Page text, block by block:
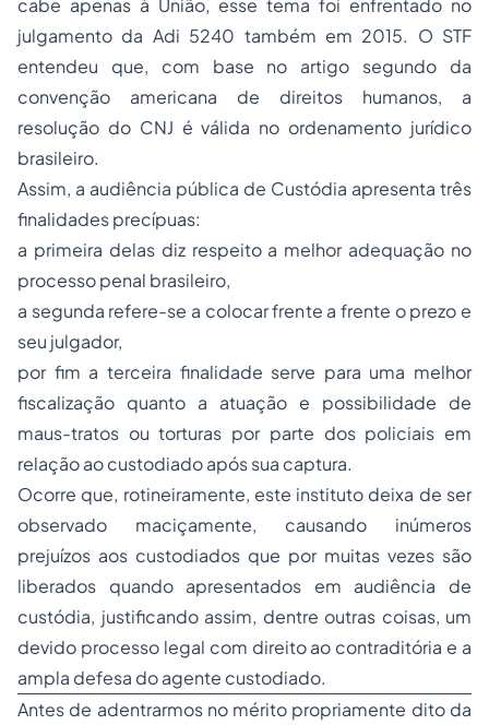
cabe apenas à União, esse tema foi enfrentado no
julgamento da Adi 5240 também em 2015. O STF
entendeu que, com base no artigo segundo da
convenção americana de direitos humanos, a
resolução do CNJ é válida no ordenamento jurídico
brasileiro.
Assim, a audiência pública de Custódia apresenta três
finalidades precípuas:
a primeira delas diz respeito a melhor adequação no
processo penal brasileiro,
a segunda refere-se a colocar frente a frente o prezo e
seu julgador,
por fim a terceira finalidade serve para uma melhor
fiscalização quanto a atuação e possibilidade de
maus-tratos ou torturas por parte dos policiais em
relação ao custodiado após sua captura.
Ocorre que, rotineiramente, este instituto deixa de ser
observado maciçamente, causando inúmeros
prejuízos aos custodiados que por muitas vezes são
liberados quando apresentados em audiência de
custódia, justificando assim, dentre outras coisas, um
devido processo legal com direito ao contraditória e a
ampla defesa do agente custodiado.
Antes de adentrarmos no mérito propriamente dito da